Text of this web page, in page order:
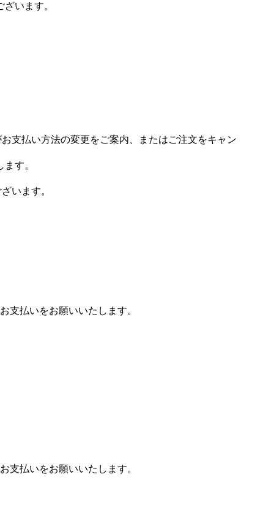
います。
支払い方法の変更をご案内、またはご注文をキャン
す。
います。
支払いをお願いいたします。
支払いをお願いいたします。